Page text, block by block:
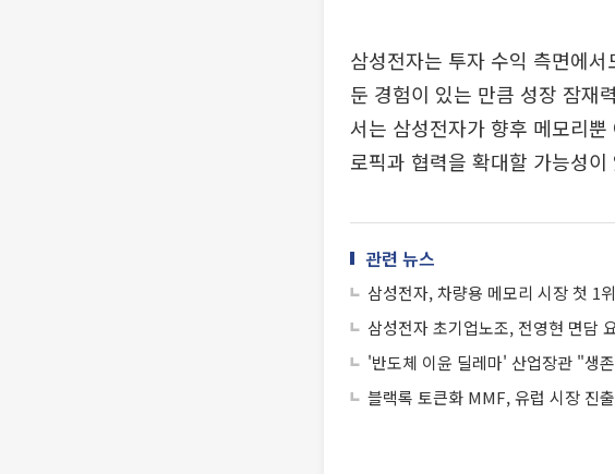
삼성전자는 투자 수익 측면에
둔 경험이 있는 만큼 성장 잠재
서는 삼성전자가 향후 메모리
로픽과 협력을 확대할 가능성
관련 뉴스
삼성전자, 차량용 메모리 시장 첫 1
삼성전자 초기업노조, 전영현 면담
'반도체 이윤 딜레마' 산업장관 "생
블랙록 토큰화 MMF, 유럽 시장 진출